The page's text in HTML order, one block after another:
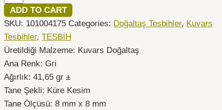
ADD TO CART
SKU: 101004175 Categories: Doğaltaş Tesbihler, Kuvars
Tesbihler, TESBİH
Üretildiği Malzeme: Kuvars Doğaltaş
Ana Renk: Gri
Ağırlık: 41,65 gr ±
Tane Şekli: Küre Kesim
Tane Ölçüsü: 8 mm x 8 mm